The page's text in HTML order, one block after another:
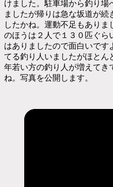
けました。駐車場から釣り場
ましたが帰りは急な坂道が続
したかね。運動不足もあり
のほうは２人で１３０匹ぐら
はありましたので面白いです
てる釣り人いましたがほとん
年若い方の釣り人が増えてき
ね。写真を公開します。